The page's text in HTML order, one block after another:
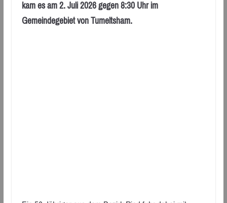
kam es am 2. Juli 2026 gegen 8:30 Uhr im
Gemeindegebiet von Tumeltsham.